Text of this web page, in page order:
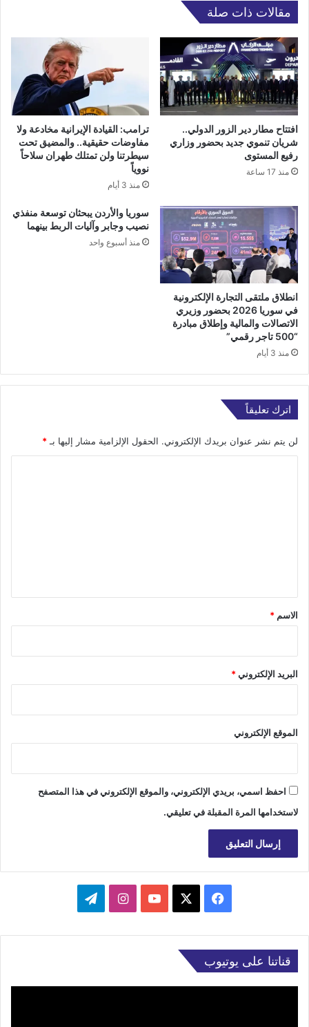
مقالات ذات صلة
افتتاح مطار دير الزور الدولي..
شريان تنموي جديد بحضور وزاري
رفيع المستوى
منذ 17 ساعة
ترامب: القيادة الإيرانية مخادعة ولا
مفاوضات حقيقية.. والمضيق تحت
سيطرتنا ولن تمتلك طهران سلاحاً
نووياً
منذ 3 أيام
انطلاق ملتقى التجارة الإلكترونية
في سوريا 2026 بحضور وزيري
الاتصالات والمالية وإطلاق مبادرة
“500 تاجر رقمي”
منذ 3 أيام
سوريا والأردن يبحثان توسعة منفذي
نصيب وجابر وآليات الربط بينهما
منذ أسبوع واحد
اترك تعليقاً
لن يتم نشر عنوان بريدك الإلكتروني. الحقول الإلزامية مشار إليها بـ*
*
الاسم *
البريد الإلكتروني*
الموقع الإلكتروني
احفظ اسمي، بريدي الإلكتروني، والموقع الإلكتروني في هذا المتصفح
لاستخدامها المرة المقبلة في تعليقي.
فيسبوك ‫YouTubeانستقرامتيلقرام
قناتنا على يوتيوب